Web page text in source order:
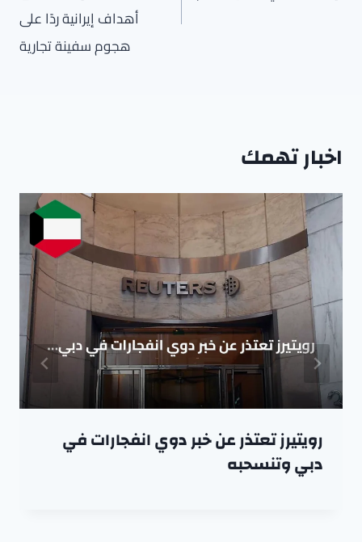
أهداف إيرانية ردًا على
هجوم سفينة تجارية
اخبار تهمك
رويتيرز تعتذر عن خبر دوي انفجارات في
دبي وتنسحبه